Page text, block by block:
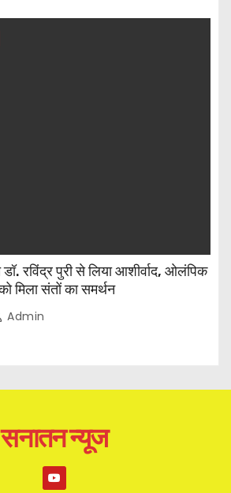
रविंद्र पुरी से लिया आशीर्वाद, ओलंपिक
मिला संतों का समर्थन
Admin
सनातन न्यूज